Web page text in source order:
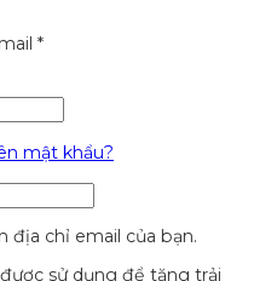
*
mật khẩu?
địa chỉ email của bạn.
sử dụng để tăng trải